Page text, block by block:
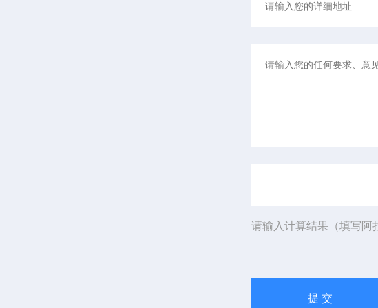
请输入计算结果（填写阿